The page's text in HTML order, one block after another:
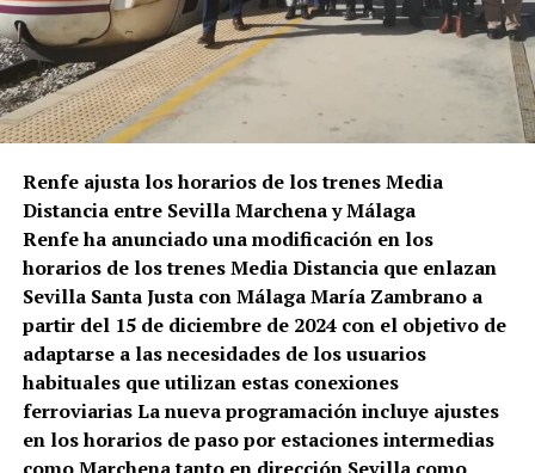
Renfe ajusta los horarios de los trenes Media
Distancia entre Sevilla Marchena y Málaga
Renfe ha anunciado una modificación en los
horarios de los trenes Media Distancia que enlazan
Sevilla Santa Justa con Málaga María Zambrano a
partir del 15 de diciembre de 2024 con el objetivo de
adaptarse a las necesidades de los usuarios
habituales que utilizan estas conexiones
ferroviarias La nueva programación incluye ajustes
en los horarios de paso por estaciones intermedias